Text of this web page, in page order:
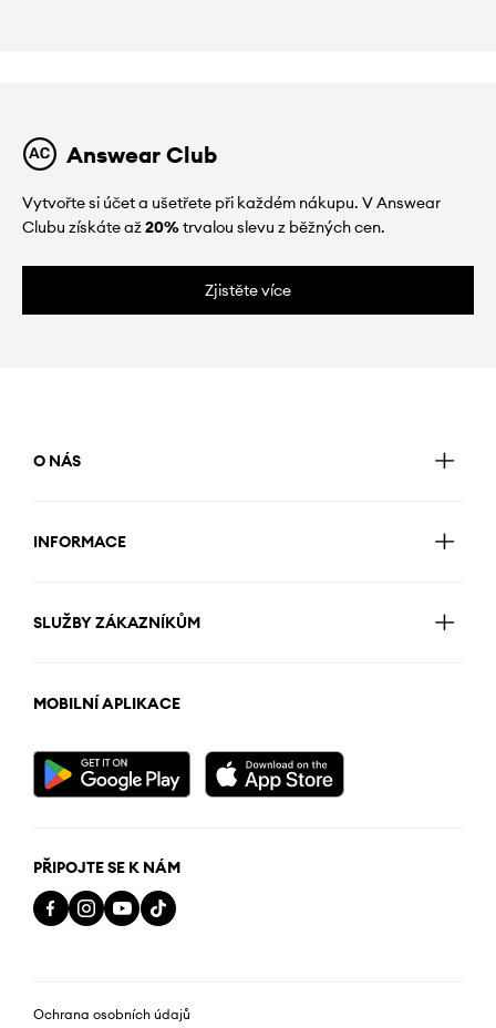
Answear Club
Vytvořte si účet a ušetřete při každém nákupu. V Answear
Clubu získáte až20%trvalou slevu z běžných cen.
Zjistěte více
O NÁS
INFORMACE
SLUŽBY ZÁKAZNÍKŮM
MOBILNÍ APLIKACE
PŘIPOJTE SE K NÁM
Ochrana osobních údajů